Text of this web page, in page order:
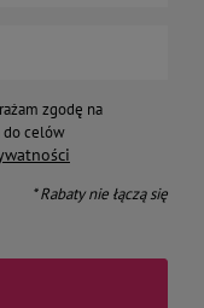
zgodę na
do celów
* Rabaty nie łączą się